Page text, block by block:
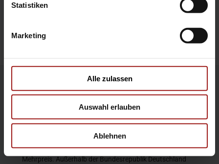
Statistiken
Marketing
Alle zulassen
Auswahl erlauben
Ablehnen
Garantie
Die Produktbeschreibungen und Abbildungen enthalten
teilweise auch Sonderausstattungen, die nicht zum
entspricht dem Stand bei Veröffentlichung. Wir behalten
Die abgebildeten Farben geben den wirklichen Farbton nur
annähernd wieder. Gezeigte Sonderausstattungen gegen
Mehrpreis. Außerhalb der Bundesrepublik Deutschland